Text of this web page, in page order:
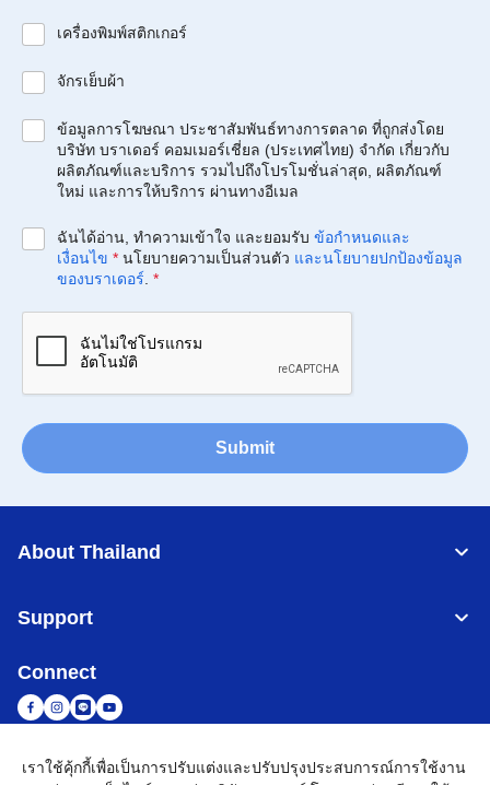
เครื่องพิมพ์สติกเกอร์
จักรเย็บผ้า
ข้อมูลการโฆษณา ประชาสัมพันธ์ทางการตลาด ที่ถูกส่งโดย
บริษัท บราเดอร์ คอมเมอร์เชี่ยล (ประเทศไทย) จำกัด เกี่ยวกับ
ผลิตภัณฑ์และบริการ รวมไปถึงโปรโมชั่นล่าสุด, ผลิตภัณฑ์
ใหม่ และการให้บริการ ผ่านทางอีเมล
ฉันได้อ่าน, ทำความเข้าใจ และยอมรับ ข้อกำหนดและ
เงื่อนไข * นโยบายความเป็นส่วนตัว และนโยบายปกป้องข้อมูล
ของบราเดอร์ *
Submit
About Thailand
Support
Connect
เราใช้คุ้กกี้เพื่อเป็นการปรับแต่งและปรับปรุงประสบการณ์การใช้งาน